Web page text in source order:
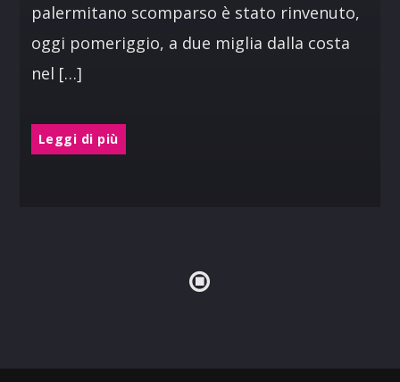
palermitano scomparso è stato rinvenuto,
oggi pomeriggio, a due miglia dalla costa
nel […]
Leggi di più